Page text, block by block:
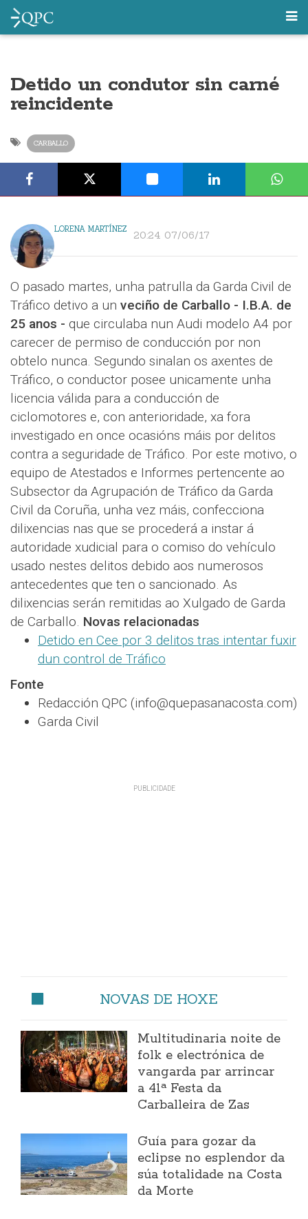
Detido un condutor sin carné
reincidente
CARBALLO
LORENA MARTÍNEZ 20:24 07/06/17
O pasado martes, unha patrulla da Garda Civil de
Tráfico detivo a un veciño de Carballo - I.B.A. de
25 anos - que circulaba nun Audi modelo A4 por
carecer de permiso de conducción por non
obtelo nunca. Segundo sinalan os axentes de
Tráfico, o conductor posee unicamente unha
licencia válida para a conducción de
ciclomotores e, con anterioridade, xa fora
investigado en once ocasións máis por delitos
contra a seguridade de Tráfico. Por este motivo, o
equipo de Atestados e Informes pertencente ao
Subsector da Agrupación de Tráfico da Garda
Civil da Coruña, unha vez máis, confecciona
dilixencias nas que se procederá a instar á
autoridade xudicial para o comiso do vehículo
usado nestes delitos debido aos numerosos
antecedentes que ten o sancionado. As
dilixencias serán remitidas ao Xulgado de Garda
de Carballo. Novas relacionadas
Detido en Cee por 3 delitos tras intentar fuxir
dun control de Tráfico
Fonte
Redacción QPC (info@quepasanacosta.com)
Garda Civil
NOVAS DE HOXE
Multitudinaria noite de
folk e electrónica de
vangarda par arrincar
a 41ª Festa da
Carballeira de Zas
Guía para gozar da
eclipse no esplendor da
súa totalidade na Costa
da Morte